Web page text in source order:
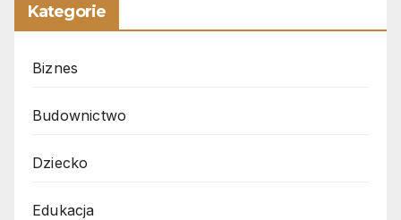
Kategorie
Biznes
Budownictwo
Dziecko
Edukacja